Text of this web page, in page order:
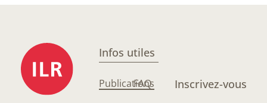
Infos utiles
Publications
FAQ Inscrivez-vous